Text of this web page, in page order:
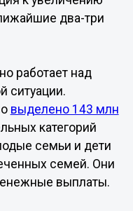
два-три
работает над
ситуации.
выделено 143 млн
категорий
семьи и дети
семей. Они
выплаты.